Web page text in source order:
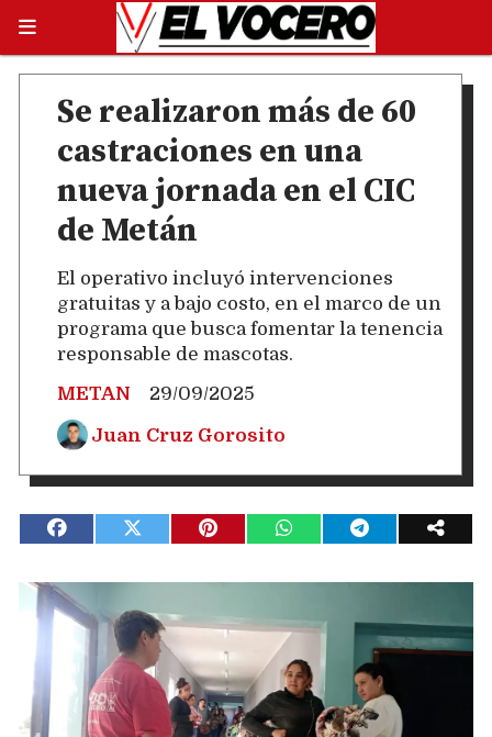
Se realizaron más de 60
castraciones en una
nueva jornada en el CIC
de Metán
El operativo incluyó intervenciones
gratuitas y a bajo costo, en el marco de un
programa que busca fomentar la tenencia
responsable de mascotas.
METAN
29/09/2025
Juan Cruz Gorosito